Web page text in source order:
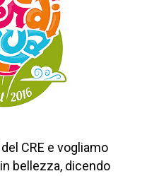
CRE e vogliamo
bellezza, dicendo